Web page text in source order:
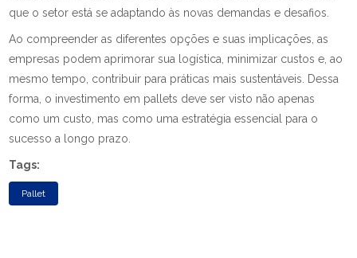
que o setor está se adaptando às novas demandas e desafios.
Ao compreender as diferentes opções e suas implicações, as
empresas podem aprimorar sua logística, minimizar custos e, ao
mesmo tempo, contribuir para práticas mais sustentáveis. Dessa
forma, o investimento em pallets deve ser visto não apenas
como um custo, mas como uma estratégia essencial para o
sucesso a longo prazo.
Tags:
Pallet